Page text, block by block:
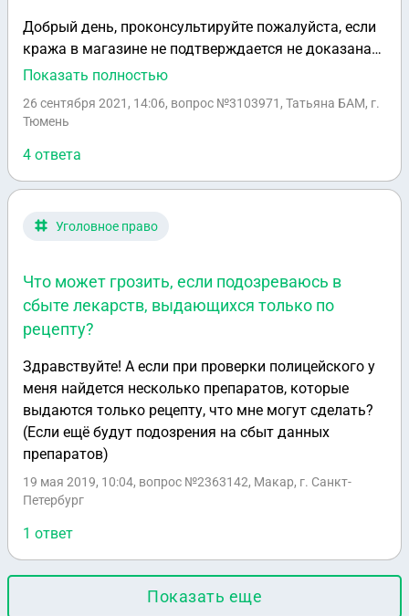
Добрый день, проконсультируйте пожалуйста, если
кража в магазине не подтверждается не доказана
по моему объяснению, в полиции штраф не
случай кражи? При этом меня сфотографировали. В
оформлении формы допуска на близкого
родственника не отразится, случай будет известен
Показать полностью
26 сентября 2021, 14:06, вопрос №3103971, Татьяна БАМ, г.
Тюмень
4 ответа
Уголовное право
Что может грозить, если подозреваюсь в
сбыте лекарств, выдающихся только по
рецепту?
Здравствуйте! А если при проверки полицейского у
меня найдется несколько препаратов, которые
выдаются только рецепту, что мне могут сделать?
(Если ещё будут подозрения на сбыт данных
препаратов)
19 мая 2019, 10:04, вопрос №2363142, Макар, г. Санкт-
Петербург
1 ответ
Показать еще